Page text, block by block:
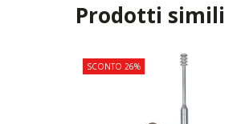
Prodotti simili
SCONTO 26%